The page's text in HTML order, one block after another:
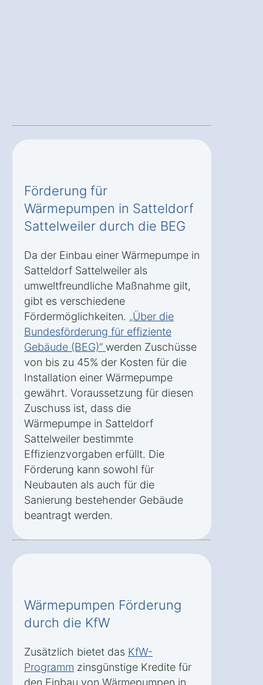
Förderung für
Wärmepumpen in Satteldorf
Sattelweiler durch die BEG
Da der Einbau einer Wärmepumpe in
Satteldorf Sattelweiler als
umweltfreundliche Maßnahme gilt,
gibt es verschiedene
Fördermöglichkeiten. „Über die
Bundesförderung für effiziente
Gebäude (BEG)“ werden Zuschüsse
von bis zu 45% der Kosten für die
Installation einer Wärmepumpe
gewährt. Voraussetzung für diesen
Zuschuss ist, dass die
Wärmepumpe in Satteldorf
Sattelweiler bestimmte
Effizienzvorgaben erfüllt. Die
Förderung kann sowohl für
Neubauten als auch für die
Sanierung bestehender Gebäude
beantragt werden.
Wärmepumpen Förderung
durch die KfW
Zusätzlich bietet das KfW-
Programm zinsgünstige Kredite für
den Einbau von Wärmepumpen in